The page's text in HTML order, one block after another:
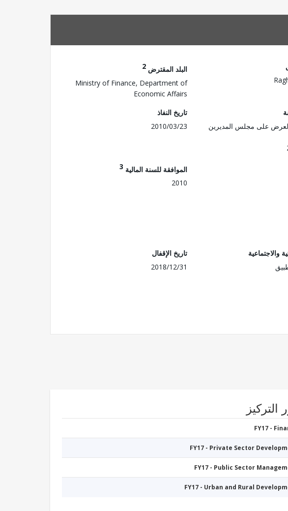
البلد المقترض 2
Ministry of Finance, Department of
Economic Affairs
على مجلس المديرين
تاريخ النفاذ
2010/03/23
الموافقة للسنة المالية 3
2010
والاجتماعية
تاريخ الإقفال
2018/12/31
التركيز
FY17 -
FY17 - Private Sector
FY17 - Public Sector
FY17 - Urban and Rural